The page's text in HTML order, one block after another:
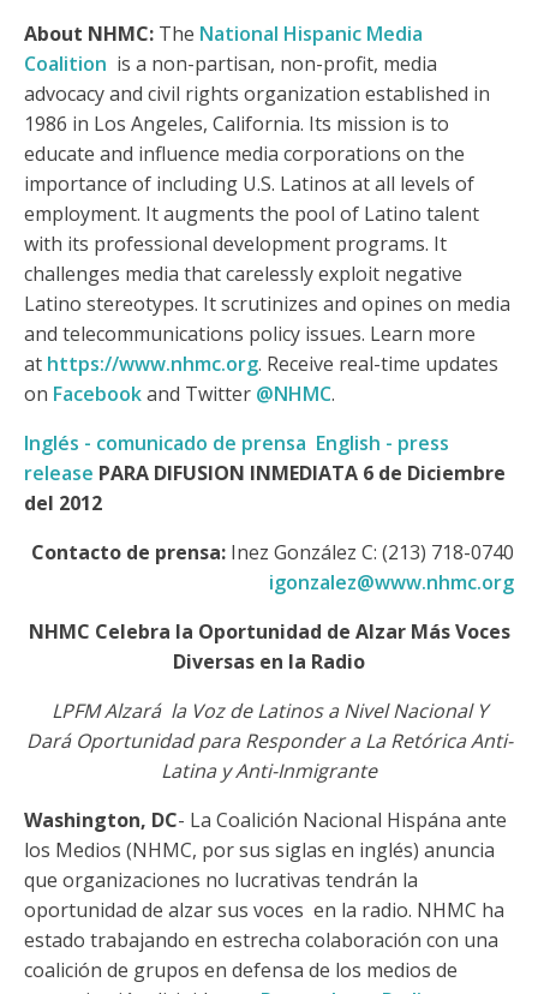
About NHMC: The National Hispanic Media
Coalition is a non-partisan, non-profit, media
advocacy and civil rights organization established in
1986 in Los Angeles, California. Its mission is to
educate and influence media corporations on the
importance of including U.S. Latinos at all levels of
employment. It augments the pool of Latino talent
with its professional development programs. It
challenges media that carelessly exploit negative
Latino stereotypes. It scrutinizes and opines on media
and telecommunications policy issues. Learn more
at https://www.nhmc.org. Receive real-time updates
on Facebookand Twitter @NHMC.
Inglés - comunicado de prensa English - press
release PARA DIFUSION INMEDIATA 6 de Diciembre
del 2012
Contacto de prensa: Inez González C: (213) 718-0740
igonzalez@www.nhmc.org
NHMC Celebra la Oportunidad de Alzar Más Voces
Diversas en la Radio
LPFM Alzará la Voz de Latinos a Nivel Nacional Y
Dará Oportunidad para Responder a La Retórica Anti-
Latina y Anti-Inmigrante
Washington, DC- La Coalición Nacional Hispána ante
los Medios (NHMC, por sus siglas en inglés) anuncia
que organizaciones no lucrativas tendrán la
oportunidad de alzar sus voces en la radio. NHMC ha
estado trabajando en estrecha colaboración con una
coalición de grupos en defensa de los medios de